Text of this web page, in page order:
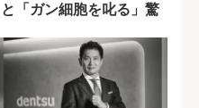
と「ガン細胞を叱る」驚